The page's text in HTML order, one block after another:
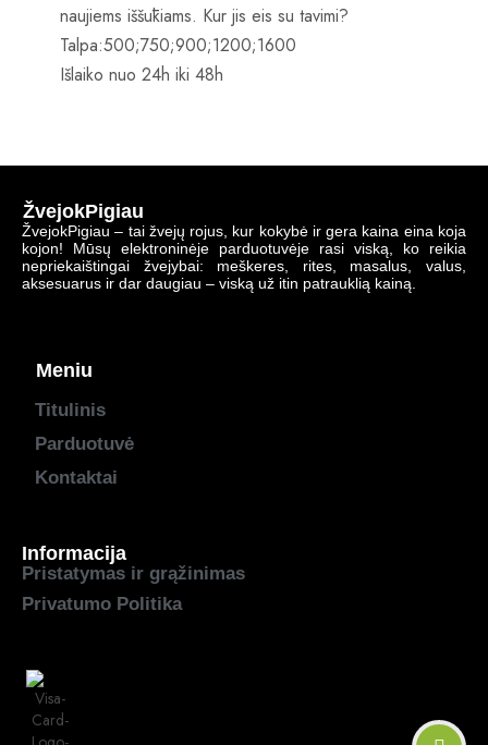
naujiems iššūkiams. Kur jis eis su tavimi?
Talpa:500;750;900;1200;1600
Išlaiko nuo 24h iki 48h
ŽvejokPigiau
ŽvejokPigiau – tai žvejų rojus, kur kokybė ir gera kaina eina koja
kojon! Mūsų elektroninėje parduotuvėje rasi viską, ko reikia
nepriekaištingai žvejybai: meškeres, rites, masalus, valus,
aksesuarus ir dar daugiau – viską už itin patrauklią kainą.
Meniu
Titulinis
Parduotuvė
Kontaktai
Informacija
Pristatymas ir grąžinimas
Privatumo Politika